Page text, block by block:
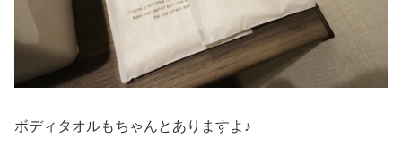
ボディタオルもちゃんとありますよ♪